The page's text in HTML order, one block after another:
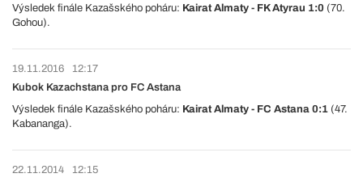
Výsledek finále Kazašského poháru: Kairat Almaty - FK Atyrau 1:0 (70.
Gohou).
19.11.2016
12:17
Kubok Kazachstana pro FC Astana
Výsledek finále Kazašského poháru: Kairat Almaty - FC Astana 0:1 (47.
Kabananga).
22.11.2014
12:15